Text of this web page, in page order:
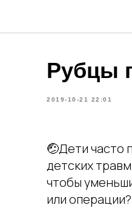
Рубцы
2019-10-21 22:01
🤕Дети часто
детских
чтобы
или операции?